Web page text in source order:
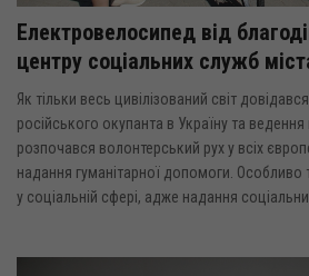
Електровелосипед від
центру соціальних служб
Як тільки весь цивілізований світ
російського окупанта в Україну та
розпочався волонтерський рух у всіх
надання гуманітарної допомоги.
у соціальній сфері, адже надання